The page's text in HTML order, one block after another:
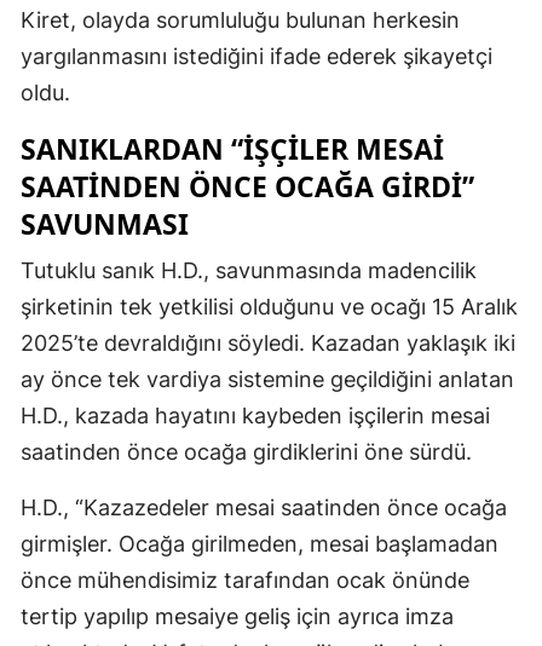
Kiret, olayda sorumluluğu bulunan herkesin
yargılanmasını istediğini ifade ederek şikayetçi
oldu.
SANIKLARDAN “İŞÇİLER MESAİ
SAATİNDEN ÖNCE OCAĞA GİRDİ”
SAVUNMASI
Tutuklu sanık H.D., savunmasında madencilik
şirketinin tek yetkilisi olduğunu ve ocağı 15 Aralık
2025’te devraldığını söyledi. Kazadan yaklaşık iki
ay önce tek vardiya sistemine geçildiğini anlatan
H.D., kazada hayatını kaybeden işçilerin mesai
saatinden önce ocağa girdiklerini öne sürdü.
H.D., “Kazazedeler mesai saatinden önce ocağa
girmişler. Ocağa girilmeden, mesai başlamadan
önce mühendisimiz tarafından ocak önünde
tertip yapılıp mesaiye geliş için ayrıca imza